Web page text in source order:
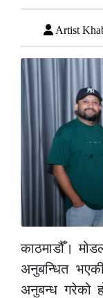
Artist
काठमाडौँ।
अनुबन्धित
अनुबन्ध गरेको